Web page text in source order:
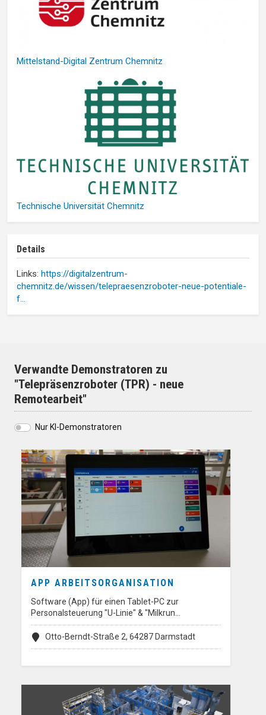
Mittelstand-Digital Zentrum Chemnitz
Technische Universität Chemnitz
Details
Links: https://digitalzentrum-
chemnitz.de/wissen/telepraesenzroboter-neue-potentiale-
f…
Verwandte Demonstratoren zu
"Telepräsenzroboter (TPR) - neue
Remotearbeit"
Nur KI-Demonstratoren
APP ARBEITSORGANISATION
Software (App) für einen Tablet-PC zur
Personalsteuerung "U-Linie" & "Milkrun…
Otto-Berndt-Straße 2, 64287 Darmstadt